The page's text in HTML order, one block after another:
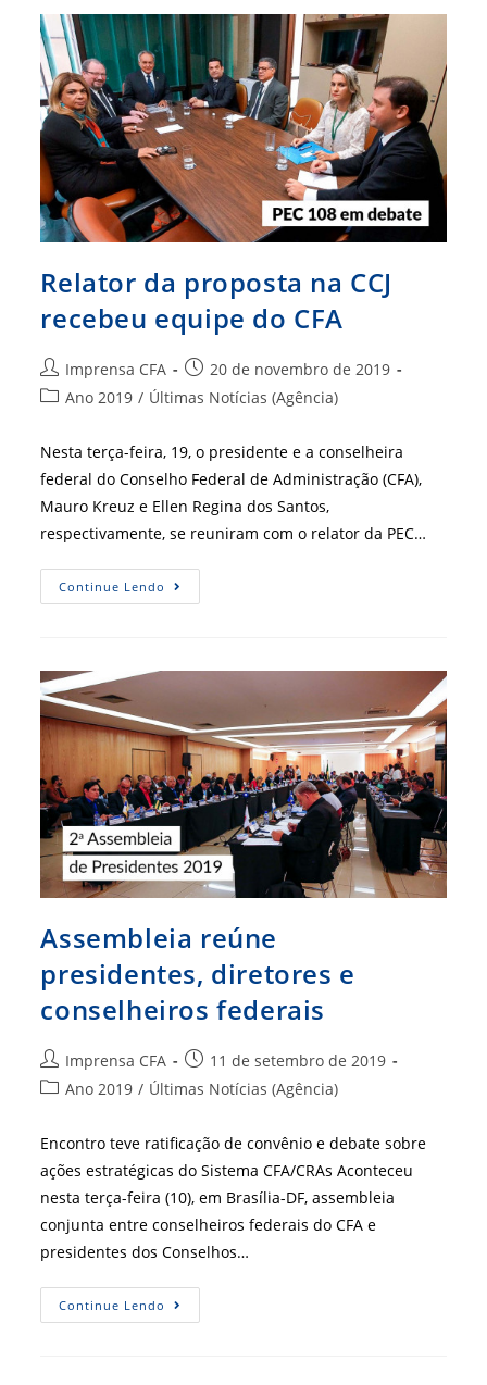
Temas
De
Reunião
Entre
Representantes
Do
CFA
E
Da
Casa
Civil
Relator da proposta na CCJ
recebeu equipe do CFA
Autor
do
Imprensa CFA
Post
publicado:
20 de novembro de 2019
Categoria
Ano 2019 / Últimas Notícias (Agência)
Nesta terça-feira, 19, o presidente e a conselheira
federal do Conselho Federal de Administração (CFA),
Mauro Kreuz e Ellen Regina dos Santos,
respectivamente, se reuniram com o relator da PEC…
Continue Lendo Relator
Da
Equipe
Assembleia reúne
presidentes, diretores e
conselheiros federais
Autor
do
Imprensa CFA
Post
publicado:
11 de setembro de 2019
Categoria
post:
Ano 2019 / Últimas Notícias (Agência)
Encontro teve ratificação de convênio e debate sobre
ações estratégicas do Sistema CFA/CRAs Aconteceu
nesta terça-feira (10), em Brasília-DF, assembleia
conjunta entre conselheiros federais do CFA e
presidentes dos Conselhos…
Continue Lendo Assembleia
Reúne